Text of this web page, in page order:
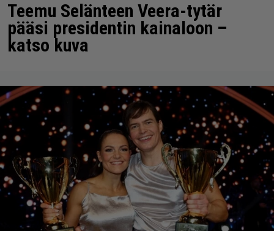
Teemu Selänteen Veera-tytär
pääsi presidentin kainaloon –
katso kuva